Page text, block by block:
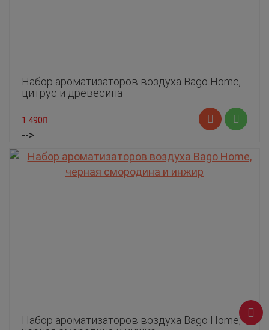
Набор ароматизаторов воздуха Bago Home,
цитрус и древесина
1 490
-->
Набор ароматизаторов воздуха Bago Home,